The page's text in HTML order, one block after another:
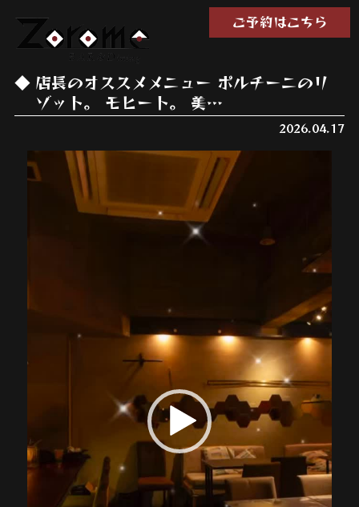
ご予約はこちら
店長のオススメメニュー ポルチーニのリ
ゾット。 モヒート。 美…
2026.04.17
動
画